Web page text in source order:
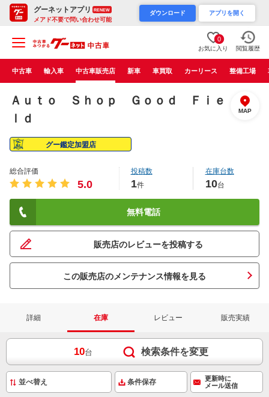
グーネットアプリ RENEW
メアド不要で問い合わせ可能
ダウンロード アプリを開く
0
お気に入り 閲覧履歴
中古車 輸入車 中古車販売店 新車 車買取 カーリース 整備工場
Ａｕｔｏ Ｓｈｏｐ Ｇｏｏｄ Ｆｉｅ
ｌｄ
MAP
グー鑑定加盟店
総合評価
5.0
投稿数
1件
在庫台数
10台
無料電話
販売店のレビューを投稿する
この販売店のメンテナンス情報を見る
詳細 在庫 レビュー 販売実績
10台 検索条件を変更
条件保存
更新時に
メール送信